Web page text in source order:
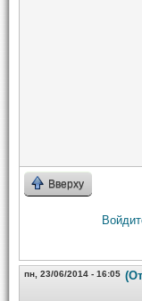
Вверху
пн, 23/06/2014 - 16:05